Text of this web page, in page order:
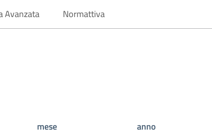
- Motore di ricerca
Avanzata Normattiva
mese
anno